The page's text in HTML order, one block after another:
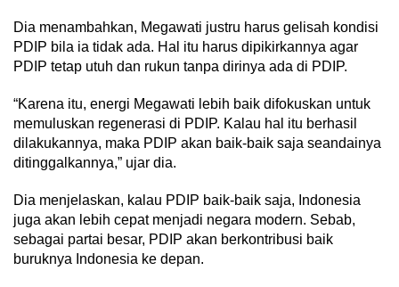
Dia menambahkan, Megawati justru harus gelisah kondisi
PDIP bila ia tidak ada. Hal itu harus dipikirkannya agar
PDIP tetap utuh dan rukun tanpa dirinya ada di PDIP.
“Karena itu, energi Megawati lebih baik difokuskan untuk
memuluskan regenerasi di PDIP. Kalau hal itu berhasil
dilakukannya, maka PDIP akan baik-baik saja seandainya
ditinggalkannya,” ujar dia.
Dia menjelaskan, kalau PDIP baik-baik saja, Indonesia
juga akan lebih cepat menjadi negara modern. Sebab,
sebagai partai besar, PDIP akan berkontribusi baik
buruknya Indonesia ke depan.